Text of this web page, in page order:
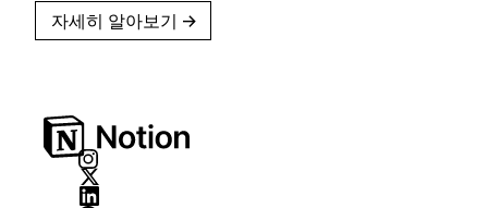
자세히 알아보기 →